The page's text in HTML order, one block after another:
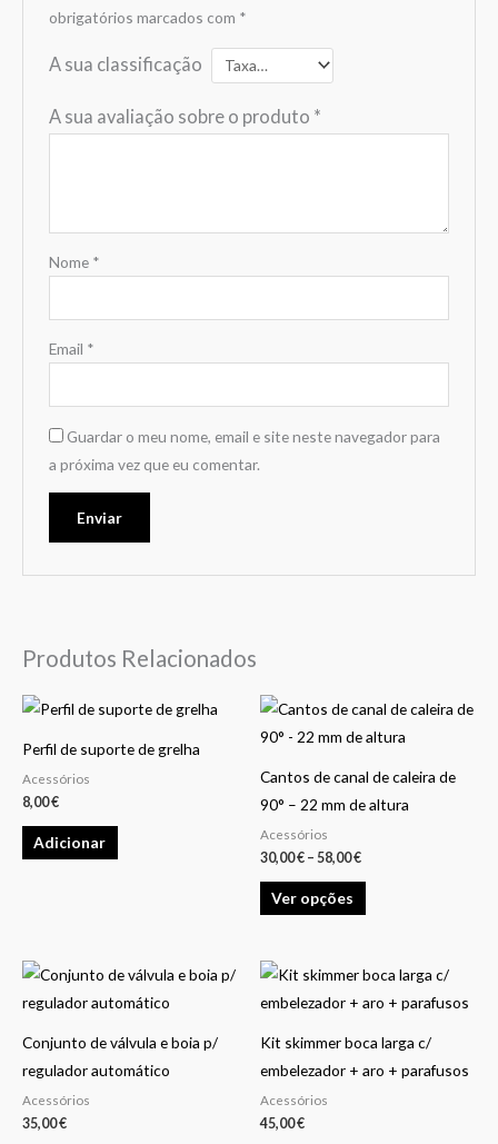
obrigatórios marcados com *
A sua classificação
A sua avaliação sobre o produto *
Nome *
Email *
Guardar o meu nome, email e site neste navegador para
a próxima vez que eu comentar.
Produtos Relacionados
Perfil de suporte de grelha
Acessórios
8,00€
Adicionar
Cantos de canal de caleira de
90° – 22 mm de altura
Acessórios
30,00€ – 58,00€
Price
range:
30,00 €
58,00 €
Ver opções
This
product
on
the
product
page
Conjunto de válvula e boia p/
regulador automático
Acessórios
35,00€
Kit skimmer boca larga c/
embelezador + aro + parafusos
Acessórios
45,00€